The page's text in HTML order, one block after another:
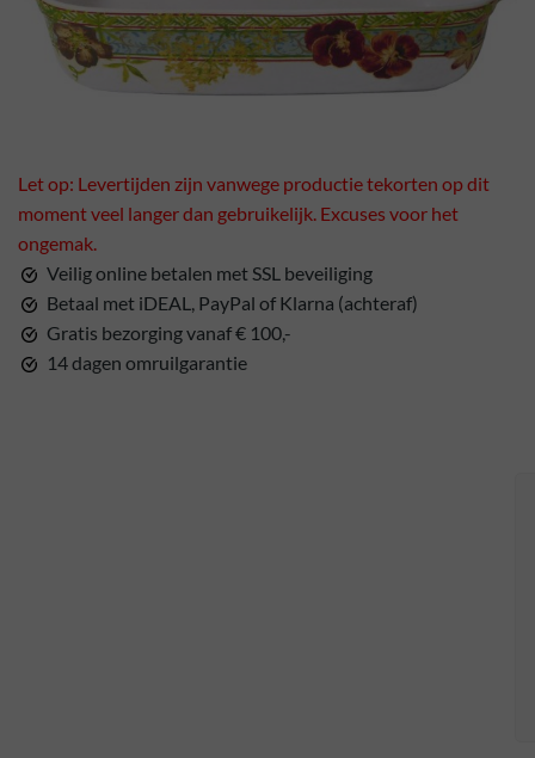
Let op: Levertijden zijn vanwege productie tekorten op dit
moment veel langer dan gebruikelijk. Excuses voor het
ongemak.
Veilig online betalen met SSL beveiliging
Betaal met iDEAL, PayPal of Klarna (achteraf)
Gratis bezorging vanaf € 100,-
14 dagen omruilgarantie